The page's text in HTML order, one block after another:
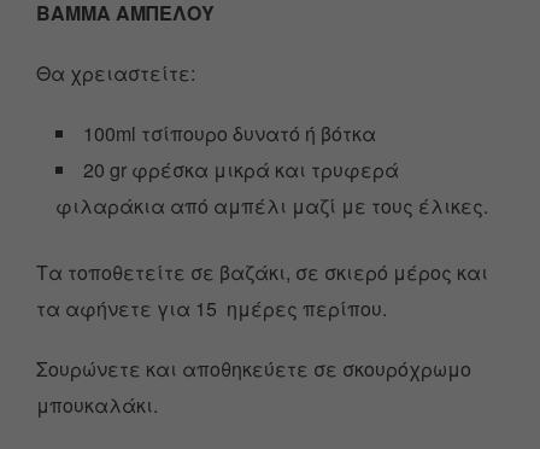
ΒΑΜΜΑ ΑΜΠΕΛΟΥ
Θα χρειαστείτε:
100ml τσίπουρο δυνατό ή βότκα
20 gr φρέσκα μικρά και τρυφερά
φιλαράκια από αμπέλι μαζί με τους έλικες.
Τα τοποθετείτε σε βαζάκι, σε σκιερό μέρος και
τα αφήνετε για 15 ημέρες περίπου.
Σουρώνετε και αποθηκεύετε σε σκουρόχρωμο
μπουκαλάκι.